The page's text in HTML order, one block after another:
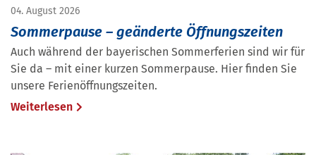
04. August 2026
Sommerpause – geänderte Öffnungszeiten
Auch während der bayerischen Sommerferien sind wir für
Sie da – mit einer kurzen Sommerpause. Hier finden Sie
unsere Ferienöffnungszeiten.
Weiterlesen